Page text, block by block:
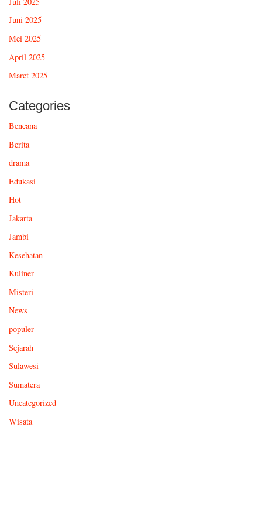
Juni 2025
Mei 2025
April 2025
Maret 2025
Categories
Bencana
Berita
drama
Edukasi
Hot
Jakarta
Jambi
Kesehatan
Kuliner
Misteri
News
populer
Sejarah
Sulawesi
Sumatera
Uncategorized
Wisata